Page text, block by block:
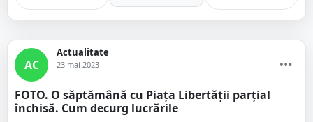
AC
Actualitate
23 mai 2023
FOTO. O săptămână cu Piața Libertății parțial
închisă. Cum decurg lucrările